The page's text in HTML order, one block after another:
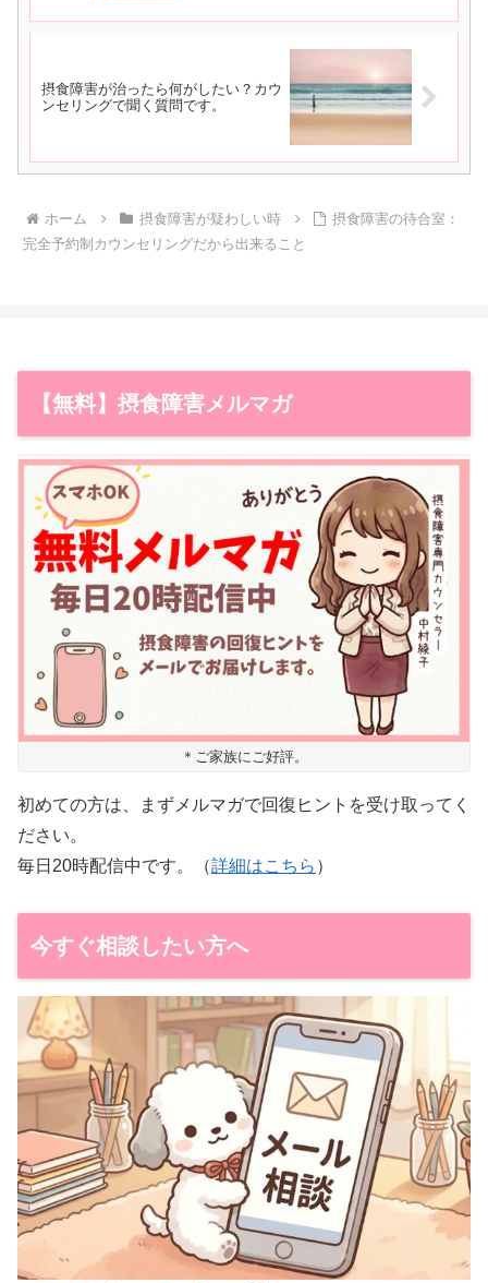
摂食障害が治ったら何がしたい？カウ
ンセリングで聞く質問です。
ホーム 摂食障害が疑わしい時
摂食障害の待合室：
完全予約制カウンセリングだから出来ること
【無料】摂食障害メルマガ
＊ご家族にご好評。
初めての方は、まずメルマガで回復ヒントを受け取ってく
ださい。
毎日20時配信中です。（詳細はこちら ）
今すぐ相談したい方へ